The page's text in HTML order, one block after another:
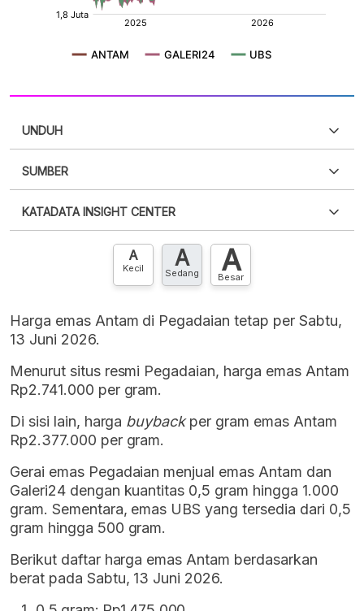
UNDUH
XLS
SUMBER
punya akun?Silakan Daftar sekarang
KATADATA INSIGHT CENTER
Hubungi sekarang »
A
Kecil A
Sedang A
Besar
Harga emas Antam di Pegadaian tetap per Sabtu,
13 Juni 2026.
Menurut situs resmi Pegadaian, harga emas Antam
Rp2.741.000 per gram.
Di sisi lain, harga buybackper gram emas Antam
Rp2.377.000 per gram.
Gerai emas Pegadaian menjual emas Antam dan
Galeri24 dengan kuantitas 0,5 gram hingga 1.000
gram. Sementara, emas UBS yang tersedia dari 0,5
gram hingga 500 gram.
Berikut daftar harga emas Antam berdasarkan
berat pada Sabtu, 13 Juni 2026.